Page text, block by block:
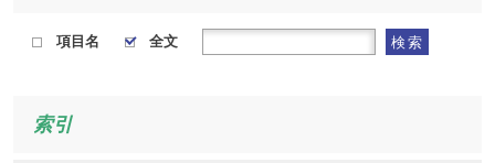
項目名 全文 検索
索引